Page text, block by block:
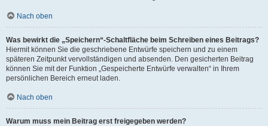
Nach oben
Was bewirkt die „Speichern“-Schaltfläche beim Schreiben eines Beitrags?
Hiermit können Sie die geschriebene Entwürfe speichern und zu einem
späteren Zeitpunkt vervollständigen und absenden. Den gesicherten Beitrag
können Sie mit der Funktion „Gespeicherte Entwürfe verwalten“ in Ihrem
persönlichen Bereich erneut laden.
Nach oben
Warum muss mein Beitrag erst freigegeben werden?